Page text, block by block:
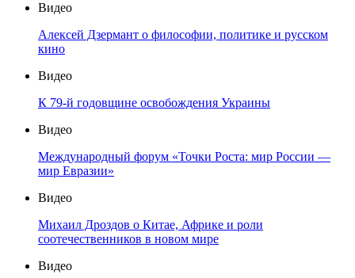
Видео
Алексей Дзермант о философии, политике и русском
кино
Видео
К 79-й годовщине освобождения Украины
Видео
Международный форум «Точки Роста: мир России —
мир Евразии»
Видео
Михаил Дроздов о Китае, Африке и роли
соотечественников в новом мире
Видео